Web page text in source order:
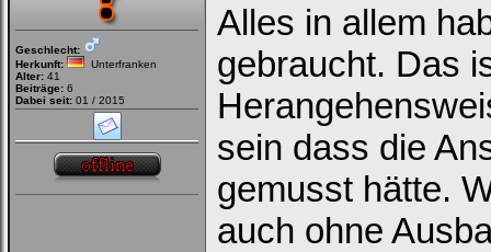
Geschlecht:
Herkunft:
Unterfranken
Alter: 41
Beiträge: 6
Dabei seit: 01 / 2015
Alles in allem
gebraucht. Das
sein dass die
gemusst hätte.
auch ohne